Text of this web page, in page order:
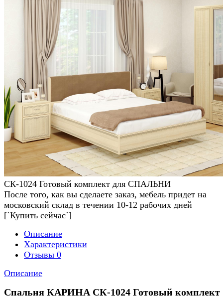
СК-1024 Готовый комплект для СПАЛЬНИ
После того, как вы сделаете заказ, мебель придет на
московский склад в течении 10-12 рабочих дней
[`Купить сейчас`]
Описание
Характеристики
Отзывы 0
Описание
Спальня КАРИНА СК-1024 Готовый комплект